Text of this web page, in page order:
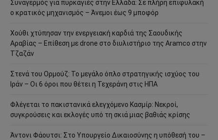
Συναγερμός για πυρκαγιές στην Ελλάδα: Σε πλήρη επιφυλακή
ο κρατικός μηχανισμός – Άνεμοι έως 9 μποφόρ
Χούθι χτύπησαν την ενεργειακή καρδιά της Σαουδικής
Αραβίας – Επίθεση με drone στο διυλιστήριο της Aramco στην
Τζαζάν
Στενά του Ορμούζ: Το μεγάλο όπλο στρατηγικής ισχύος του
Ιράν – Οι 6 όροι που θέτει η Τεχεράνη στις ΗΠΑ
Φλέγεται το πακιστανικά ελεγχόμενο Κασμίρ: Νεκροί,
συγκρούσεις και εκλογές υπό τη σκιά μιας βαθιάς κρίσης
Άντονι Φάουτσι: Στο Υπουργείο Δικαιοσύνης η υπόθεσή του –